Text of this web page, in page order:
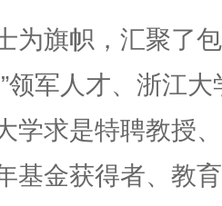
为旗帜，汇聚了
领军人才、浙江
学求是特聘教授
基金获得者、教